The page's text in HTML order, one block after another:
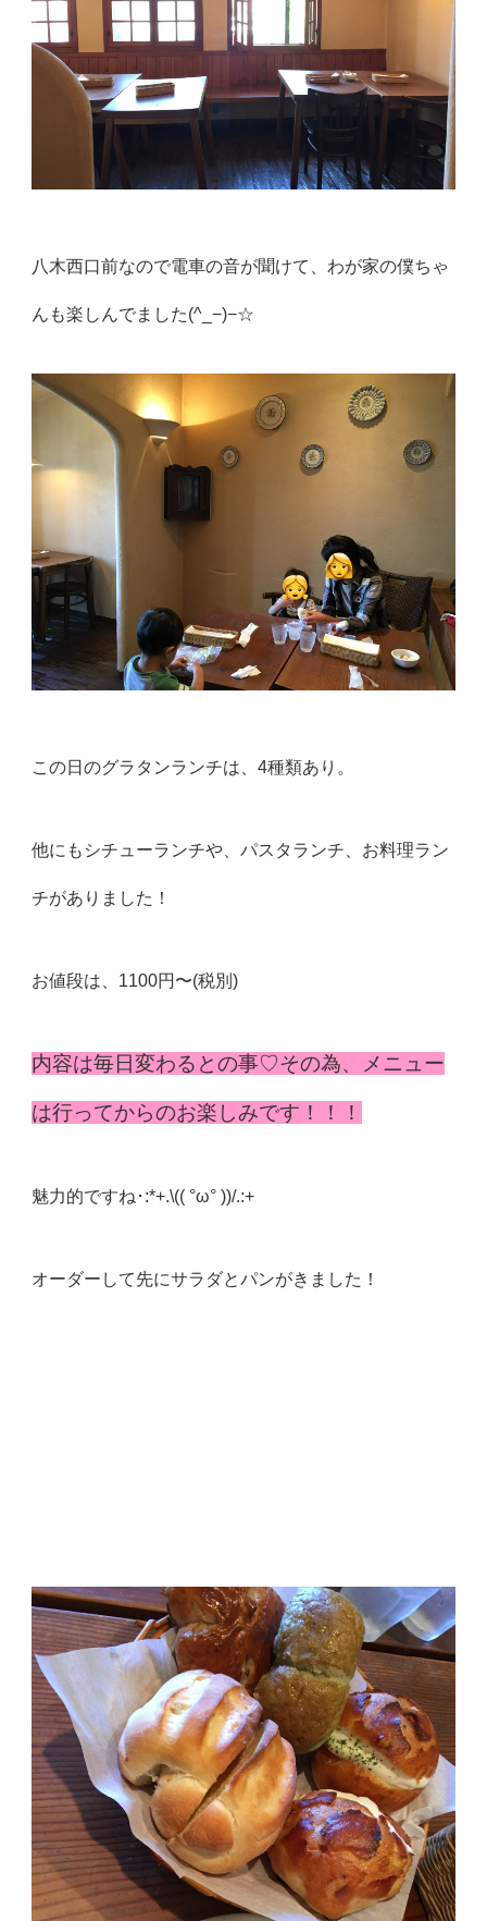
八木西口前なので電車の音が聞けて、わが家の僕ちゃ
んも楽しんでました(^_−)−☆
この日のグラタンランチは、4種類あり。
他にもシチューランチや、パスタランチ、お料理ラン
チがありました！
お値段は、1100円〜(税別)
内容は毎日変わるとの事♡その為、メニュー
は行ってからのお楽しみです！！！
魅力的ですね･:*+.\(( °ω° ))/.:+
オーダーして先にサラダとパンがきました！